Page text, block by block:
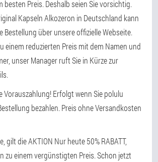
besten Preis. Deshalb seien Sie vorsichtig.
Kapseln Alkozeron in Deutschland kann
Bestellung über unsere offizielle Webseite.
einem reduzierten Preis mit dem Namen und
unser Manager ruft Sie in Kürze zur
Vorauszahlung! Erfolgt wenn Sie polulu
bezahlen. Preis ohne Versandkosten
gilt die AKTION Nur heute 50% RABATT,
zu einem vergünstigten Preis. Schon jetzt